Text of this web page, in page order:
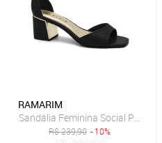
RAMARIM
Sandália Feminina Social Preta
R$239,90 - 10%